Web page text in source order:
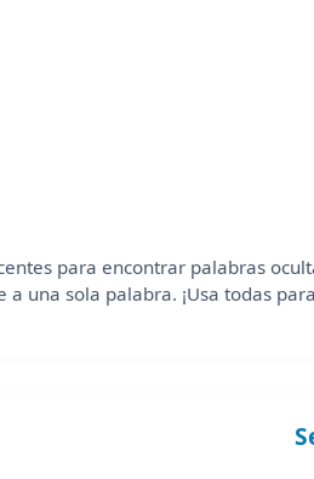
para encontrar palabras
a una sola palabra. ¡Usa todas para